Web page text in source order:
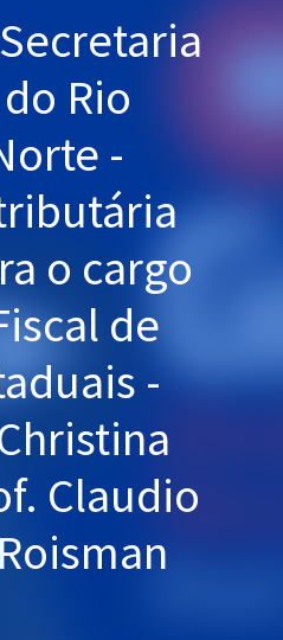
Rio
-
o cargo
de
-
Claudio